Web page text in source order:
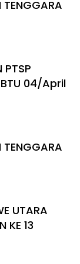
TENGGARA
04/April
TENGGARA
UTARA
KE 13